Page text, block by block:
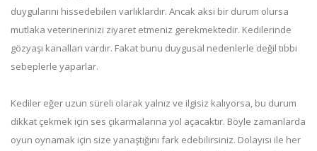
duygularını hissedebilen varlıklardır. Ancak aksi bir durum olursa
mutlaka veterinerinizi ziyaret etmeniz gerekmektedir. Kedilerinde
gözyaşı kanalları vardır. Fakat bunu duygusal nedenlerle değil tıbbi
sebeplerle yaparlar.
Kediler eğer uzun süreli olarak yalnız ve ilgisiz kalıyorsa, bu durum
dikkat çekmek için ses çıkarmalarına yol açacaktır. Böyle zamanlarda
oyun oynamak için size yanaştığını fark edebilirsiniz. Dolayısı ile her